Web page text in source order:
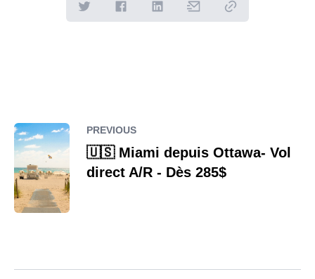
PREVIOUS
🇺🇸 Miami depuis Ottawa- Vol
direct A/R - Dès 285$